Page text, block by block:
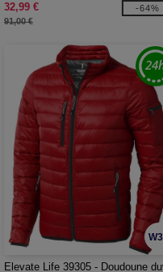
32,99 €
91,00 €
-64%
Elevate Life 39305 - Doudoune